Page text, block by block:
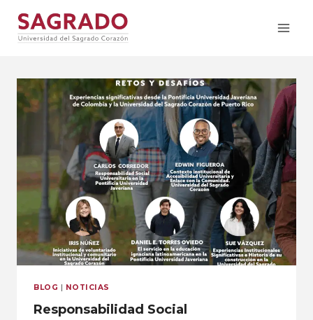
BLOG | NOTICIAS
Responsabilidad Social